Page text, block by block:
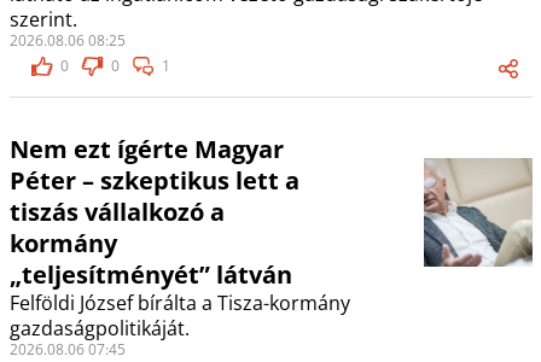
szerint.
2026.08.06 08:25
0
0 1
Nem ezt ígérte Magyar
Péter – szkeptikus lett a
tiszás vállalkozó a
kormány
„teljesítményét” látván
Felföldi József bírálta a Tisza-kormány
gazdaságpolitikáját.
2026.08.06 07:45